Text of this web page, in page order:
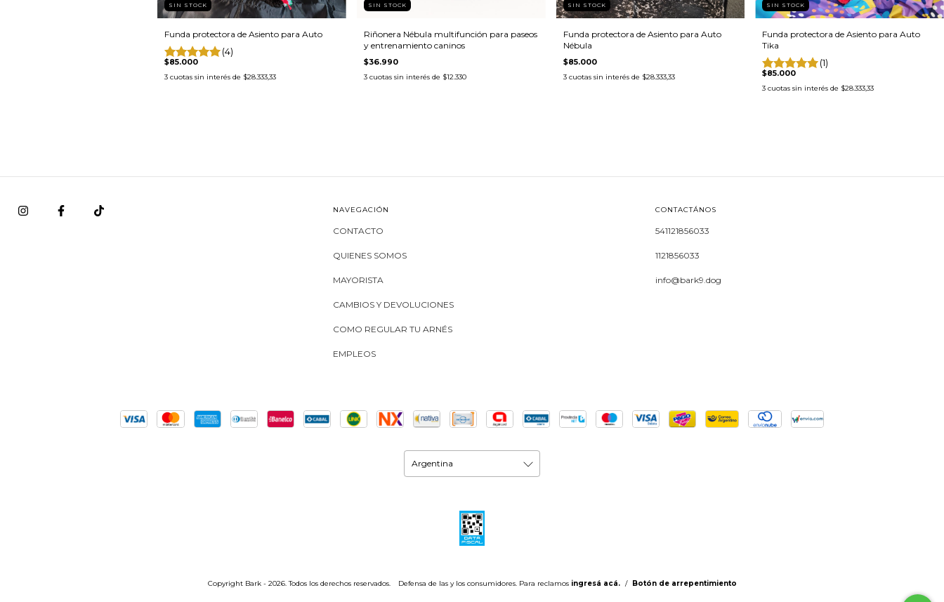
SIN STOCK
Funda protectora de Asiento para Auto
(4)
$85.000
3 cuotas sin interés de $28.333,33
SIN STOCK
Riñonera Nébula multifunción para paseos
y entrenamiento caninos
$36.990
3 cuotas sin interés de $12.330
SIN STOCK
Funda protectora de Asiento para Auto
Nébula
$85.000
3 cuotas sin interés de $28.333,33
SIN STOCK
Funda protectora de Asiento para Auto
Tika
(1)
$85.000
3 cuotas sin interés de $28.333,33
NAVEGACIÓN
CONTACTO
QUIENES SOMOS
MAYORISTA
CAMBIOS Y DEVOLUCIONES
COMO REGULAR TU ARNÉS
EMPLEOS
CONTACTÁNOS
541121856033
1121856033
info@bark9.dog
Copyright Bark - 2026. Todos los derechos reservados. Defensa de las y los consumidores. Para reclamos ingresá acá. / Botón de arrepentimiento